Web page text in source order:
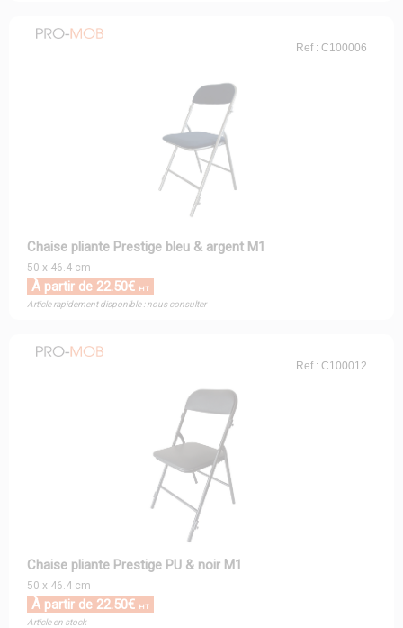
Ref : C100006
Chaise pliante Prestige bleu & argent M1
50 x 46.4 cm
À partir de 22.50€ HT
Article rapidement disponible : nous consulter
Ref : C100012
Chaise pliante Prestige PU & noir M1
50 x 46.4 cm
À partir de 22.50€ HT
Article en stock